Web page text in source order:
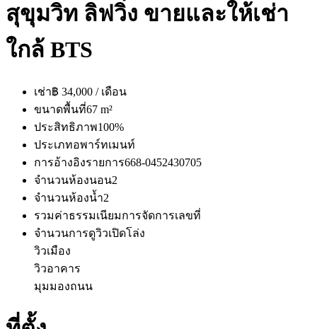
สุขุมวิท ลิฟวิ่ง ขายและให้เช่า
ใกล้ BTS
เช่า฿ 34,000 / เดือน
ขนาดพื้นที่67 m²
ประสิทธิภาพ100%
ประเภทอพาร์ทเมนท์
การอ้างอิงรายการ668-0452430705
จำนวนห้องนอน2
จำนวนห้องน้ำ2
รวมค่าธรรมเนียมการจัดการเลขที่
จำนวนการดูวิวเปิดโล่ง
วิวเมือง
วิวอาคาร
มุมมองถนน